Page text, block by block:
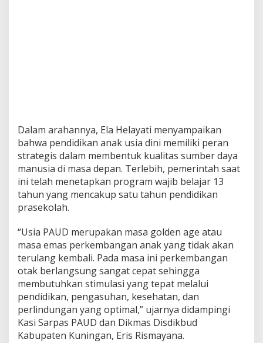
Dalam arahannya, Ela Helayati menyampaikan
bahwa pendidikan anak usia dini memiliki peran
strategis dalam membentuk kualitas sumber daya
manusia di masa depan. Terlebih, pemerintah saat
ini telah menetapkan program wajib belajar 13
tahun yang mencakup satu tahun pendidikan
prasekolah.
“Usia PAUD merupakan masa golden age atau
masa emas perkembangan anak yang tidak akan
terulang kembali. Pada masa ini perkembangan
otak berlangsung sangat cepat sehingga
membutuhkan stimulasi yang tepat melalui
pendidikan, pengasuhan, kesehatan, dan
perlindungan yang optimal,” ujarnya didampingi
Kasi Sarpas PAUD dan Dikmas Disdikbud
Kabupaten Kuningan, Eris Rismayana.